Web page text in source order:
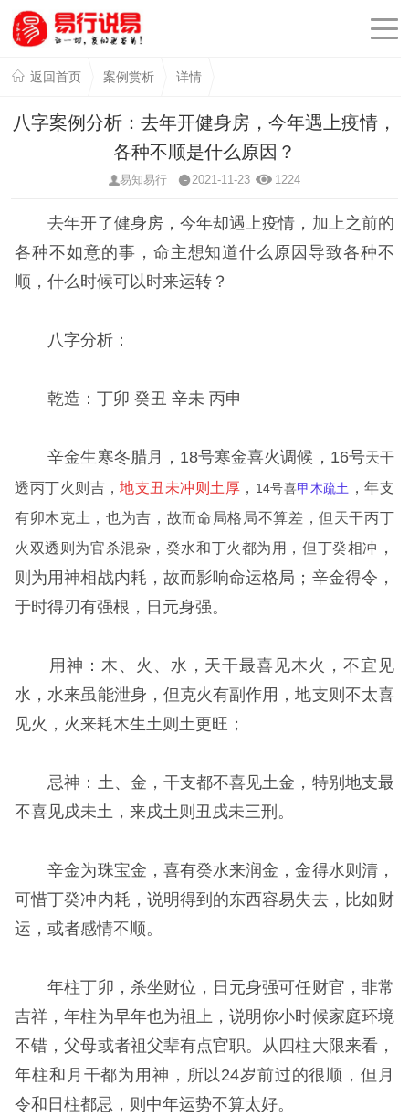
返回首页 案例赏析 详情
八字案例分析：去年开健身房，今年遇上疫情，
各种不顺是什么原因？
易知易行 2021-11-23 1224
去年开了健身房，今年却遇上疫情，加上之前的
各种不如意的事，命主想知道什么原因导致各种不
顺，什么时候可以时来运转？
八字分析：
乾造：丁卯 癸丑 辛未 丙申
辛金生寒冬腊月，18号寒金喜火调候 ，16号天干
透丙丁火则吉，地支丑未冲则土厚 ， 14号喜甲木疏土 ，年支
有卯木克土，也为吉，故而命局格局不算差，但天干丙丁
火双透则为官杀混杂，癸水和丁火都为用，但丁癸相冲 ，
则为用神相战内耗，故而影响命运格局；辛金得令，
于时得刃有强根，日元身强。
用神：木、火、水，天干最喜见木火，不宜见
水，水来虽能泄身，但克火有副作用，地支则不太喜
见火，火来耗木生土则土更旺；
忌神：土、金，干支都不喜见土金，特别地支最
不喜见戌未土，来戌土则丑戌未三刑。
辛金为珠宝金，喜有癸水来润金，金得水则清，
可惜丁癸冲内耗，说明得到的东西容易失去，比如财
运，或者感情不顺。
年柱丁卯，杀坐财位，日元身强可任财官，非常
吉祥，年柱为早年也为祖上，说明你小时候家庭环境
不错，父母或者祖父辈有点官职。从四柱大限来看，
年柱和月干都为用神，所以24岁前过的很顺，但月
令和日柱都忌，则中年运势不算太好。